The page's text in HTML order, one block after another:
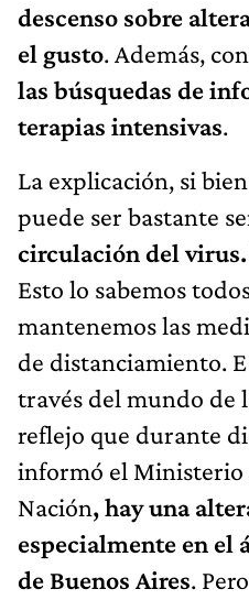
descenso sobre
el gusto. Además,
las búsquedas de
terapias intensivas.
La explicación, si
puede ser bastante
circulación del virus.
Esto lo sabemos
mantenemos las
de distanciamiento.
través del mundo de
reflejo que durante
informó el Ministerio
Nación, hay una
especialmente en el
de Buenos Aires.